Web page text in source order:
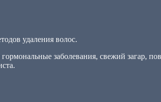
удаления волос.
заболевания, свежий загар,